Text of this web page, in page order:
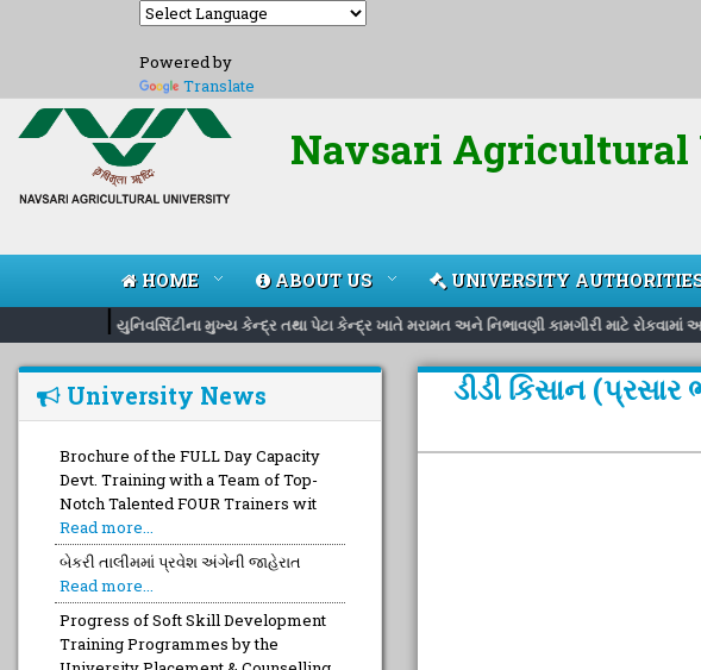
Powered by
Translate
Navsari
HOME ABOUT US UNIVERSITY
| યુનિવર્સિટીના મુખ્ય કેન્દ્ર તથા પેટા કેન્દ્ર ખાતે મરામત અને નિભાવણી કામગીરી માટે
University News
Brochure of the FULL Day Capacity
Devt. Training with a Team of Top-
Notch Talented FOUR Trainers wit
Read more...
બેકરી તાલીમમાં પ્રવેશ અંગેની જાહેરાત
Read more...
Progress of Soft Skill Development
Training Programmes by the
ડીડી કિસાન (પ્રસાર